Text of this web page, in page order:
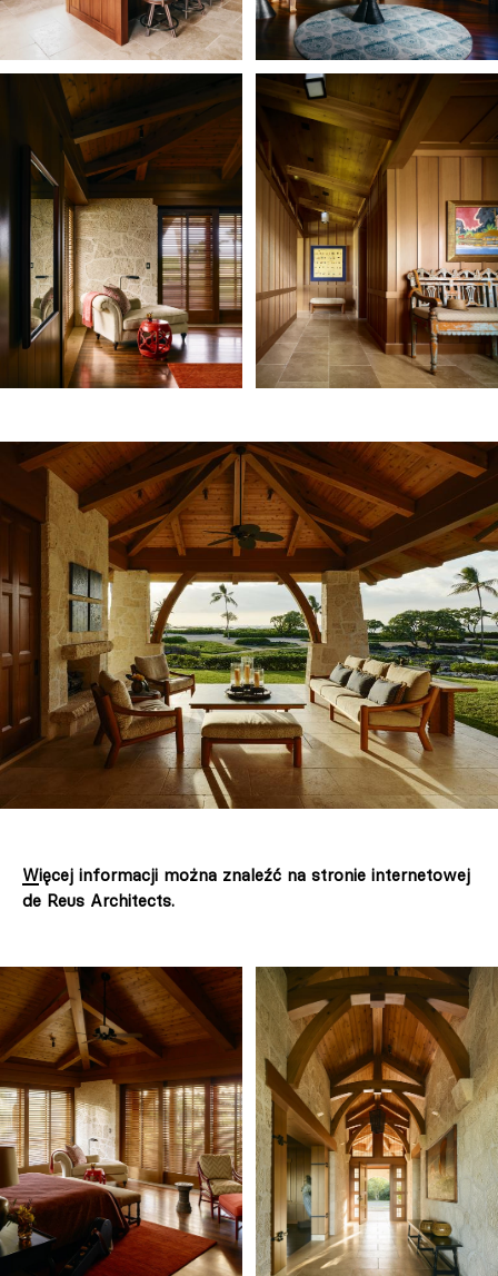
Więcej informacji można znaleźć na stronie internetowej
de Reus Architects.